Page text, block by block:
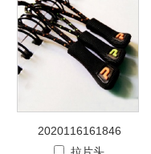
2020116161846